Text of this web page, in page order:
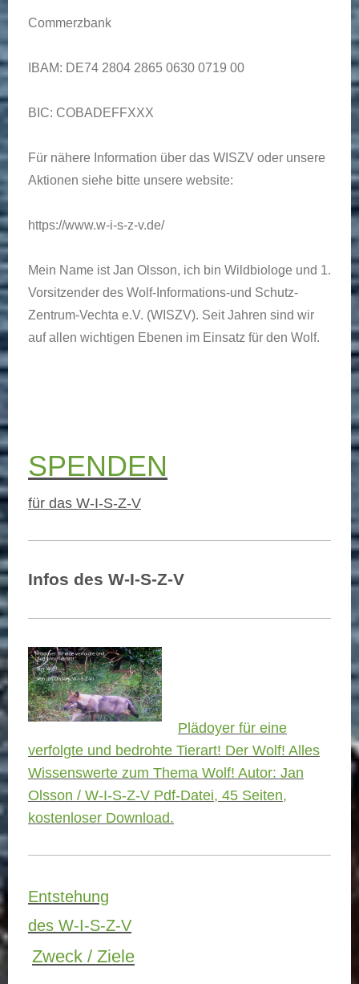
Commerzbank
IBAM: DE74 2804 2865 0630 0719 00
BIC: COBADEFFXXX
Für nähere Information über das WISZV oder unsere
Aktionen siehe bitte unsere website:
https://www.w-i-s-z-v.de/
Mein Name ist Jan Olsson, ich bin Wildbiologe und 1.
Vorsitzender des Wolf-Informations-und Schutz-
Zentrum-Vechta e.V. (WISZV). Seit Jahren sind wir
auf allen wichtigen Ebenen im Einsatz für den Wolf.
SPENDEN
für das W-I-S-Z-V
Infos des W-I-S-Z-V
Plädoyer für eine
verfolgte und bedrohte Tierart! Der Wolf! Alles
Wissenswerte zum Thema Wolf! Autor: Jan
Olsson / W-I-S-Z-V Pdf-Datei, 45 Seiten,
kostenloser Download.
Entstehung
des W-I-S-Z-V
Zweck / Ziele